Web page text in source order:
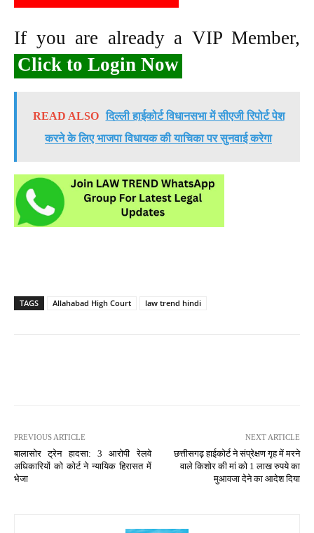
If you are already a VIP Member,
Click to Login Now
READ ALSO दिल्ली हाईकोर्ट विधानसभा में सीएजी रिपोर्ट पेश
करने के लिए भाजपा विधायक की याचिका पर सुनवाई करेगा
TAGS Allahabad High Court law trend hindi
PREVIOUS ARTICLE
बालासोर ट्रेन हादसा: 3 आरोपी रेलवे
अधिकारियों को कोर्ट ने न्यायिक हिरासत में
भेजा
NEXT ARTICLE
छत्तीसगढ़ हाईकोर्ट ने संप्रेक्षण गृह में मरने
वाले किशोर की मां को 1 लाख रुपये का
मुआवजा देने का आदेश दिया